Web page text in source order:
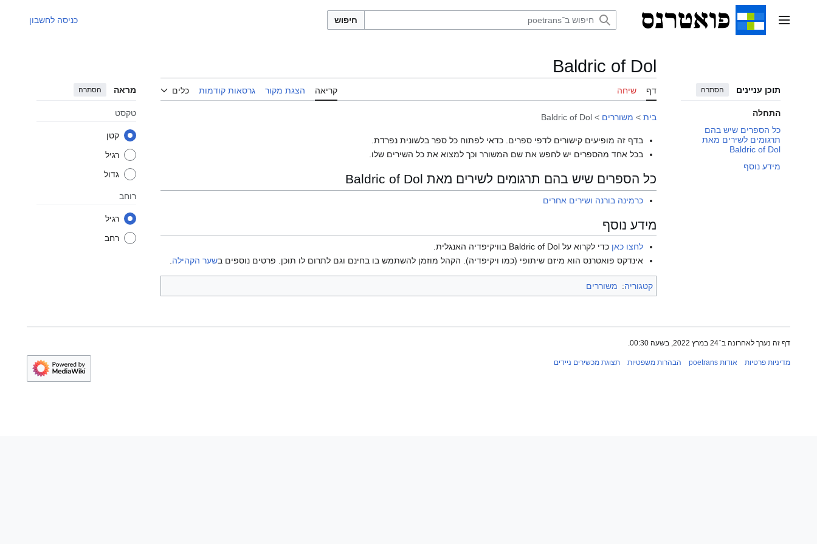
תפריט ראשי חיפוש כניסה לחשבון
תוכן עניינים הסתרה
התחלה
כל הספרים שיש בהם
תרגומים לשירים מאת
Baldric of Dol
מידע נוסף
Baldric of Dol
דף שיחה קריאה הצגת מקור גרסאות קודמות כלים מראה הסתרה
טקסט
קטן
רגיל
גדול
רוחב
רגיל
רחב
בית > משוררים >
Baldric of Dol
בדף זה מופיעים קישורים לדפי ספרים. כדאי לפתוח כל ספר בלשונית נפרדת.
בכל אחד מהספרים יש לחפש את שם המשורר וכך למצוא את כל השירים שלו.
כל הספרים שיש בהם תרגומים לשירים מאת Baldric of Dol
כרמינה בורנה ושירים אחרים
מידע נוסף
לחצו כאן כדי לקרוא על Baldric of Dol בוויקיפדיה האנגלית.
אינדקס פואטרנס הוא מיזם שיתופי (כמו ויקיפדיה). הקהל מוזמן להשתמש בו בחינם וגם לתרום לו תוכן. פרטים נוספים בשער הקהילה
קטגוריה: משוררים
דף זה נערך לאחרונה ב־24 במרץ 2022, בשעה 00:30.
מדיניות פרטיות אודות poetrans הבהרות משפטיות תצוגת מכשירים ניידים